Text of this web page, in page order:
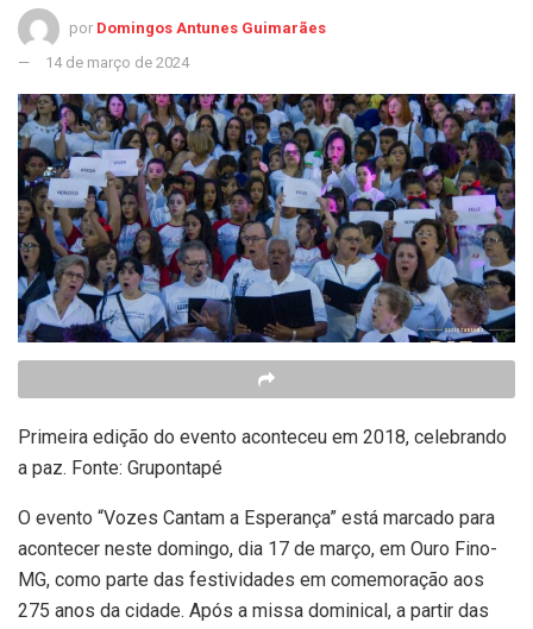
por Domingos Antunes Guimarães
14 de março de 2024
Primeira edição do evento aconteceu em 2018, celebrando
a paz. Fonte: Grupontapé
O evento “Vozes Cantam a Esperança” está marcado para
acontecer neste domingo, dia 17 de março, em Ouro Fino-
MG, como parte das festividades em comemoração aos
275 anos da cidade. Após a missa dominical, a partir das